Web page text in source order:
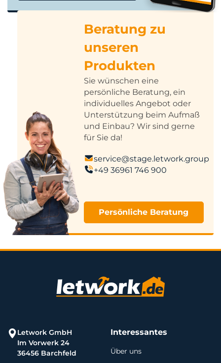
Beratung zu
unseren
Produkten
Sie wünschen eine
persönliche Beratung, ein
individuelles Angebot oder
Unterstützung beim Aufmaß
und Einbau? Wir sind gerne
für Sie da!
service@stage.letwork.group
+49 36961 746 900
Persönliche Beratung
Letwork GmbH
Im Vorwerk 24
36456 Barchfeld
Interessantes
Über uns